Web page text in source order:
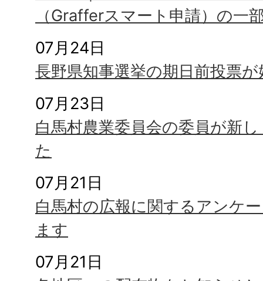
（Grafferスマート申請）の一
07月24日
長野県知事選挙の期日前投票
07月23日
白馬村農業委員会の委員が新
た
07月21日
白馬村の広報に関するアンケ
ます
07月21日